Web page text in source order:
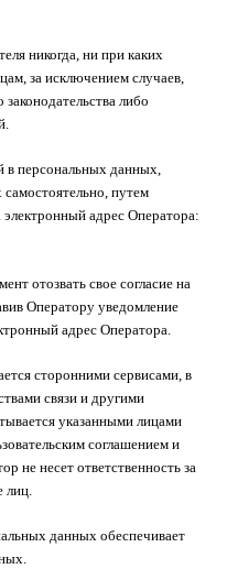
никогда, ни при каких
за исключением случаев,
либо
персональных данных,
самостоятельно, путем
адрес Оператора:
отозвать свое согласие на
Оператору уведомление
адрес Оператора.
сторонними сервисами, в
связи и другими
указанными лицами
соглашением и
не несет ответственность за
лиц.
данных обеспечивает